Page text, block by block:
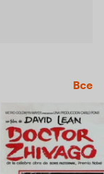
Все